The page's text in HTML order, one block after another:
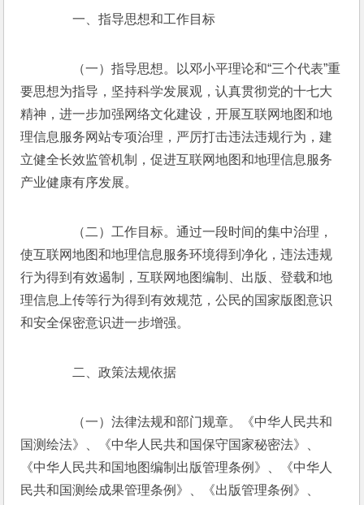
一、指导思想和工作目标
（一）指导思想。以邓小平理论和“三个代表”重
要思想为指导，坚持科学发展观，认真贯彻党的十七大
精神，进一步加强网络文化建设，开展互联网地图和地
理信息服务网站专项治理，严厉打击违法违规行为，建
立健全长效监管机制，促进互联网地图和地理信息服务
产业健康有序发展。
（二）工作目标。通过一段时间的集中治理，
使互联网地图和地理信息服务环境得到净化，违法违规
行为得到有效遏制，互联网地图编制、出版、登载和地
理信息上传等行为得到有效规范，公民的国家版图意识
和安全保密意识进一步增强。
二、政策法规依据
（一）法律法规和部门规章。《中华人民共和
国测绘法》、《中华人民共和国保守国家秘密法》、
《中华人民共和国地图编制出版管理条例》、《中华人
民共和国测绘成果管理条例》、《出版管理条例》、